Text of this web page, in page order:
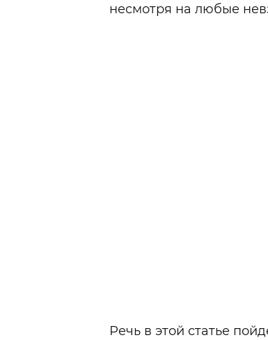
несмотря на любые
Речь в этой статье